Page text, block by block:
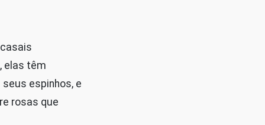
elas têm
espinhos, e
rosas que